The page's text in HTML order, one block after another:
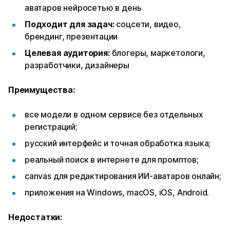
аватаров нейросетью в день
Подходит для задач:соцсети, видео,
брендинг, презентации
Целевая аудитория:блогеры, маркетологи,
разработчики, дизайнеры
Преимущества:
все модели в одном сервисе без отдельных
регистраций;
русский интерфейс и точная обработка языка;
реальный поиск в интернете для промптов;
canvas для редактирования ИИ-аватаров онлайн;
приложения на Windows, macOS, iOS, Android.​
Недостатки: